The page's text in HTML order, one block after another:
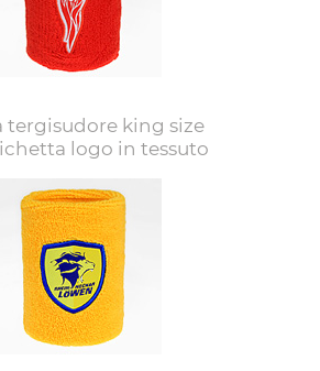
tergisudore king size
logo in tessuto